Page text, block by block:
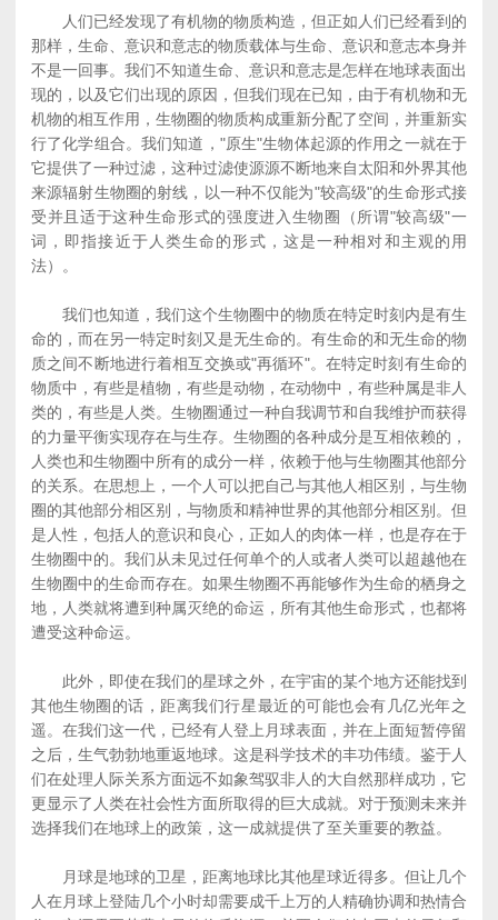
人们已经发现了有机物的物质构造，但正如人们已经看到的
那样，生命、意识和意志的物质载体与生命、意识和意志本身并
不是一回事。我们不知道生命、意识和意志是怎样在地球表面出
现的，以及它们出现的原因，但我们现在已知，由于有机物和无
机物的相互作用，生物圈的物质构成重新分配了空间，并重新实
行了化学组合。我们知道，"原生"生物体起源的作用之一就在于
它提供了一种过滤，这种过滤使源源不断地来自太阳和外界其他
来源辐射生物圈的射线，以一种不仅能为"较高级"的生命形式接
受并且适于这种生命形式的强度进入生物圈（所谓"较高级"一
词，即指接近于人类生命的形式，这是一种相对和主观的用
法）。
我们也知道，我们这个生物圈中的物质在特定时刻内是有生
命的，而在另一特定时刻又是无生命的。有生命的和无生命的物
质之间不断地进行着相互交换或"再循环"。在特定时刻有生命的
物质中，有些是植物，有些是动物，在动物中，有些种属是非人
类的，有些是人类。生物圈通过一种自我调节和自我维护而获得
的力量平衡实现存在与生存。生物圈的各种成分是互相依赖的，
人类也和生物圈中所有的成分一样，依赖于他与生物圈其他部分
的关系。在思想上，一个人可以把自己与其他人相区别，与生物
圈的其他部分相区别，与物质和精神世界的其他部分相区别。但
是人性，包括人的意识和良心，正如人的肉体一样，也是存在于
生物圈中的。我们从未见过任何单个的人或者人类可以超越他在
生物圈中的生命而存在。如果生物圈不再能够作为生命的栖身之
地，人类就将遭到种属灭绝的命运，所有其他生命形式，也都将
遭受这种命运。
此外，即使在我们的星球之外，在宇宙的某个地方还能找到
其他生物圈的话，距离我们行星最近的可能也会有几亿光年之
遥。在我们这一代，已经有人登上月球表面，并在上面短暂停留
之后，生气勃勃地重返地球。这是科学技术的丰功伟绩。鉴于人
们在处理人际关系方面远不如象驾驭非人的大自然那样成功，它
更显示了人类在社会性方面所取得的巨大成就。对于预测未来并
选择我们在地球上的政策，这一成就提供了至关重要的教益。
月球是地球的卫星，距离地球比其他星球近得多。但让几个
人在月球上登陆几个小时却需要成千上万的人精确协调和热情合